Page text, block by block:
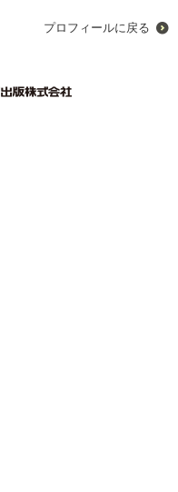
プロフィールに戻る